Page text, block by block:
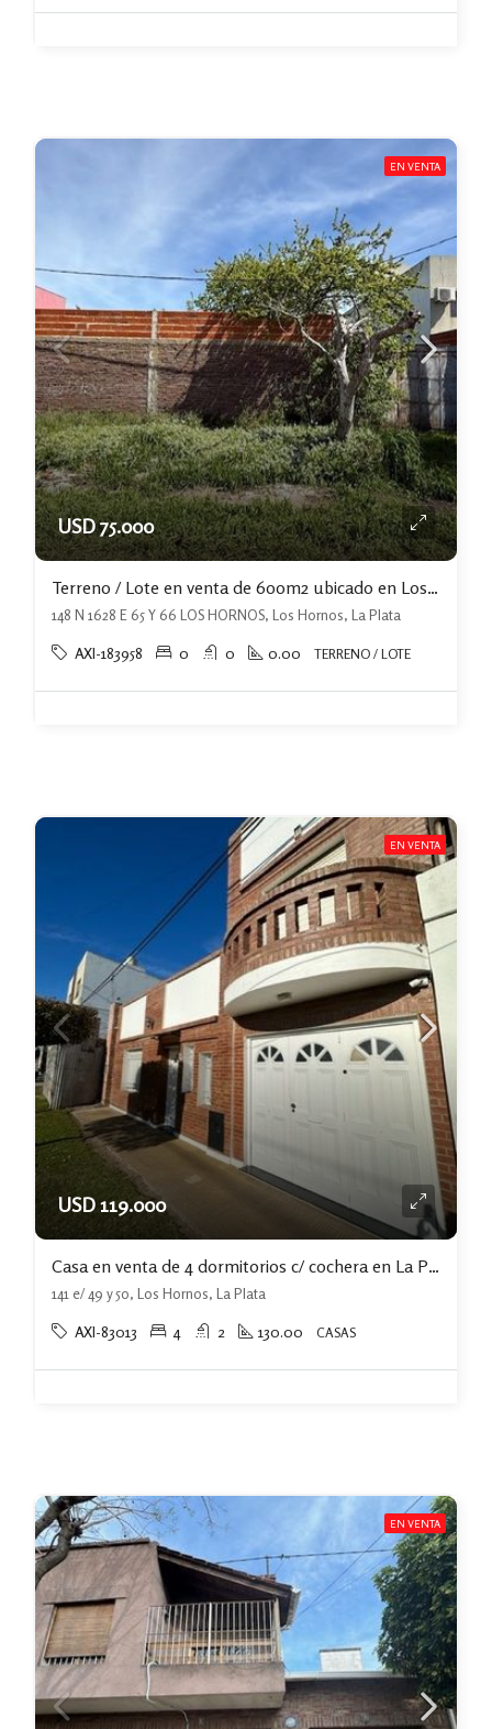
EN VENTA
USD 75.000
Terreno / Lote en venta de 600m2 ubicado en Los Hornos
148 N 1628 E 65 Y 66 LOS HORNOS, Los Hornos, La Plata
AXI-183958 0 0 0.00 TERRENO / LOTE
EN VENTA
USD 119.000
Casa en venta de 4 dormitorios c/ cochera en La Plata
141 e/ 49 y 50, Los Hornos, La Plata
AXI-83013 4 2 130.00 CASAS
EN VENTA